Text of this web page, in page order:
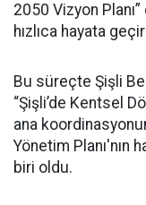
2050 Vizyon
hızlıca hayata
Bu süreçte Şişli
“Şişli’de Kentsel
ana
Yönetim Planı'nın
biri oldu.